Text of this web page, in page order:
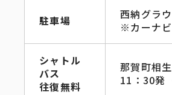
駐車場
西納グラ
※カーナ
シャトル
バス
往復無料
那賀町相
11：30発